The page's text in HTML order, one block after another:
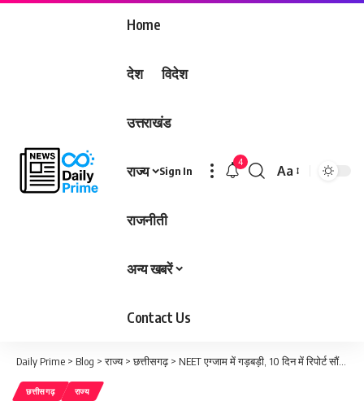
Home
देश विदेश
उत्तराखंड
राज्य
राजनीती
अन्य खबरें
Contact Us
Sign In
4
Font
Aa
Daily Prime > Blog >राज्य>छत्तीसगढ़> NEET एग्जाम में गड़बड़ी, 10 दिन में रिपोर्ट सौंपेगी NTA:राष्ट्रीय परीक्षा एजेंसी ने हाईकोर्ट में दी जांच कमेटी बनाने की जानकारी, प्रतियोगियों की याचिका पर हुई सुनवाई
छत्तीसगढ़ राज्य